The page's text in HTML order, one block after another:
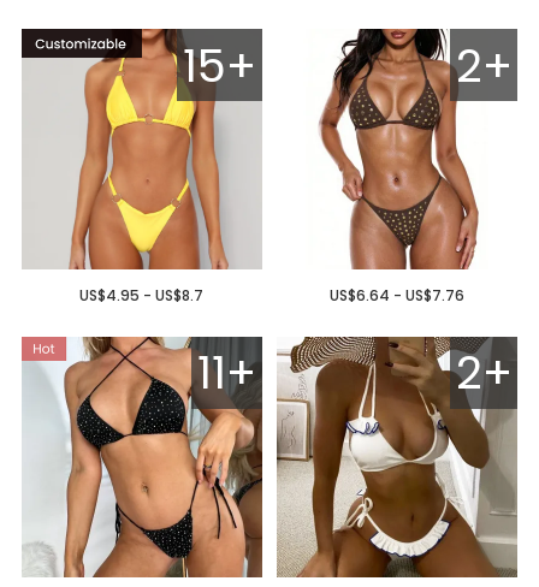
15+
US$4.95 - US$8.7
2+
US$6.64 - US$7.76
11+ 2+